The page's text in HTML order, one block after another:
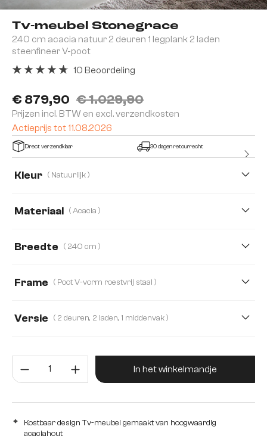
Tv-meubel Stonegrace
240 cm acacia natuur 2 deuren 1 legplank 2 laden
steenfineer V-poot
€ 879,90 € 1.029,90
Prijzen incl. BTW en excl. verzendkosten
Actieprijs tot 11.08.2026
10 Beoordeling
Direct verzendklaar 30 dagen retourrecht
Kleur ( Natuurlijk )
Materiaal ( Acacia )
Breedte ( 240 cm )
Frame ( Poot V-vorm roestvrij staal )
Versie ( 2 deuren, 2 laden, 1 middenvak )
2 deuren, 2 laden, 1 vak 2 vakken, 4 schuiflade
2 deuren, 2 schuifladen 3 deuren 4 deuren
Producthoeveelheid: Voer de
In het winkelmandje
Kostbaar design Tv-meubel gemaakt van hoogwaardig
acaciahout